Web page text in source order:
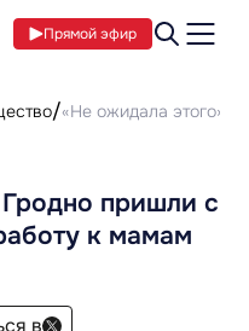
Прямой эфир
«Не ожидала этого».
пришли с
к мамам
в